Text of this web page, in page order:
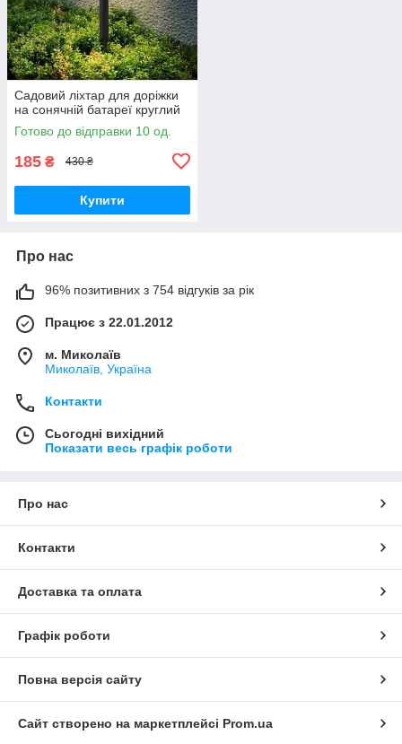
Садовий ліхтар для доріжки
на сонячній батареї круглий
Готово до відправки 10 од.
185 ₴ 430 ₴
Купити
Про нас
96% позитивних з 754 відгуків за рік
Працює з 22.01.2012
м. Миколаїв
Миколаїв, Україна
Контакти
Сьогодні вихідний
Показати весь графік роботи
Про нас
Контакти
Доставка та оплата
Графік роботи
Повна версія сайту
Сайт створено на маркетплейсі Prom.ua